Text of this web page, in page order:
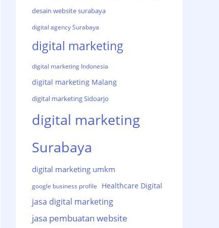
desain website surabaya
digital agency Surabaya
digital marketing
digital marketing Indonesia
digital marketing Malang
digital marketing Sidoarjo
digital marketing
Surabaya
digital marketing umkm
google business profile Healthcare Digital
jasa digital marketing
jasa pembuatan website